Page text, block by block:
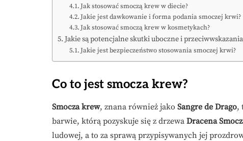
Jak stosować smoczą krew w diecie?
Jakie jest dawkowanie i forma podania smoczej krwi?
Jak stosować smoczą krew w kosmetykach?
Jakie są potencjalne skutki uboczne i
Jakie jest bezpieczeństwo stosowania smoczej krwi?
Co to jest smocza krew?
Smocza krew, znana również jako Sangre de Drago,
barwie, którą pozyskuje się z drzewa Dracena
ludowej, a to za sprawą przypisywanych jej